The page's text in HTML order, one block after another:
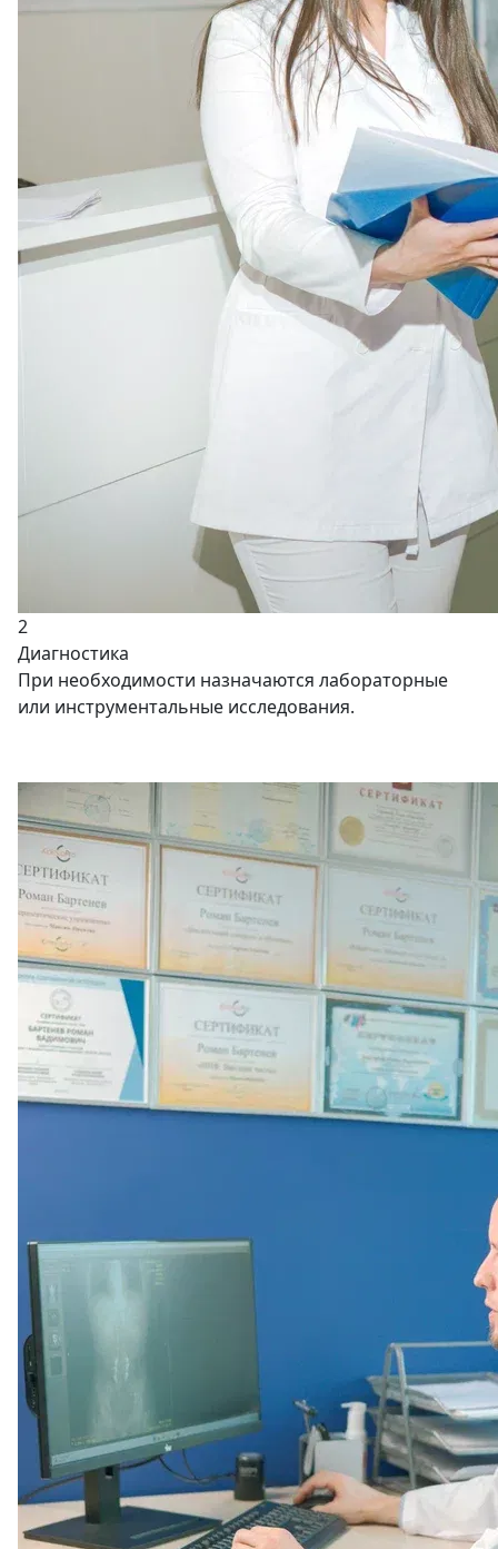
2
Диагностика
При необходимости назначаются лабораторные
или инструментальные исследования.